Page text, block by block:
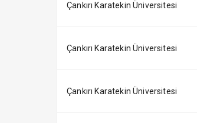
Çankırı Karatekin Üniversitesi
Çankırı Karatekin Üniversitesi
Çankırı Karatekin Üniversitesi